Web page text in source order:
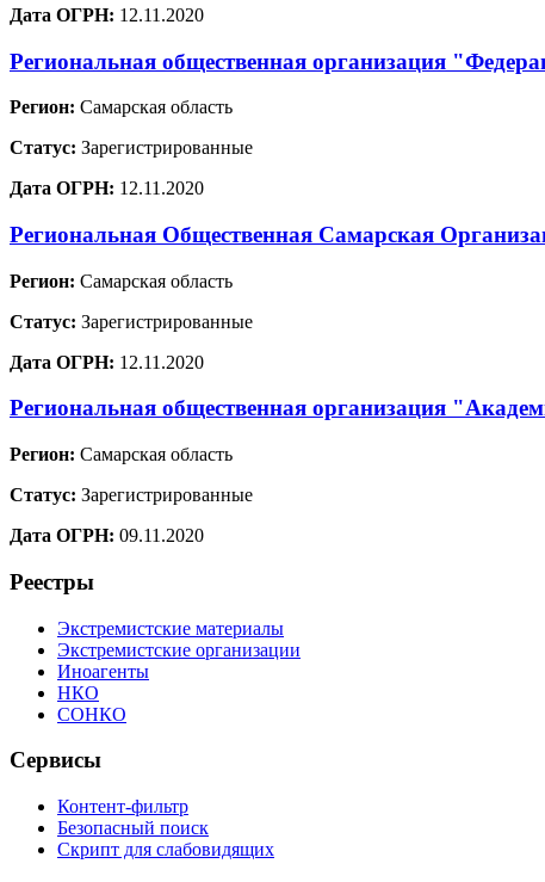
Дата ОГРН: 12.11.2020
Региональная общественная организация
Регион: Самарская область
Статус: Зарегистрированные
Дата ОГРН: 12.11.2020
Региональная Общественная Самарская
Регион: Самарская область
Статус: Зарегистрированные
Дата ОГРН: 12.11.2020
Региональная общественная организация
Регион: Самарская область
Статус: Зарегистрированные
Дата ОГРН: 09.11.2020
Реестры
Экстремистские материалы
Экстремистские организации
Иноагенты
НКО
СОНКО
Сервисы
Контент-фильтр
Безопасный поиск
Скрипт для слабовидящих